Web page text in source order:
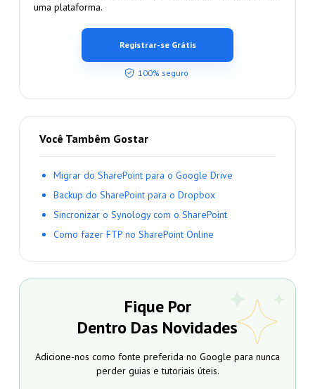
uma plataforma.
Registrar-se Grátis
100% seguro
Você Tambêm Gostar
Migrar do SharePoint para o Google Drive
Backup do SharePoint para o Dropbox
Sincronizar o Synology com o SharePoint
Como fazer FTP no SharePoint Online
Fique Por
Dentro Das Novidades
Adicione-nos como fonte preferida no Google para nunca
perder guias e tutoriais úteis.